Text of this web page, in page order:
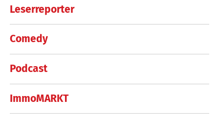
Leserreporter
Comedy
Podcast
ImmoMARKT